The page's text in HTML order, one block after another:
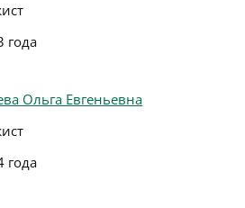
года
Ольга Евгеньевна
года